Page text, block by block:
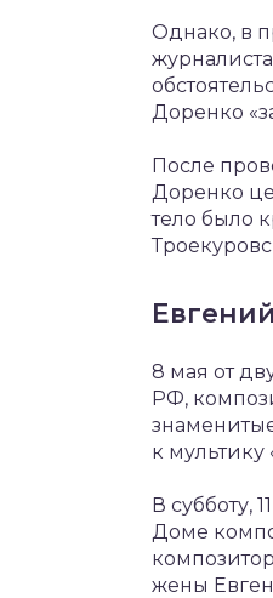
Однако, в
Доренко
После
Доренко
тело было
8 мая от
РФ,
к
В субботу,
Доме
жены